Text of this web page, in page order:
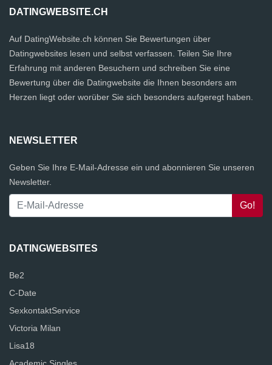
DATINGWEBSITE.CH
Auf DatingWebsite.ch können Sie Bewertungen über
Datingwebsites lesen und selbst verfassen. Teilen Sie Ihre
Erfahrung mit anderen Besuchern und schreiben Sie eine
Bewertung über die Datingwebsite die Ihnen besonders am
Herzen liegt oder worüber Sie sich besonders aufgeregt haben.
NEWSLETTER
Geben Sie Ihre E-Mail-Adresse ein und abonnieren Sie unseren
Newsletter.
DATINGWEBSITES
Be2
C-Date
SexkontaktService
Victoria Milan
Lisa18